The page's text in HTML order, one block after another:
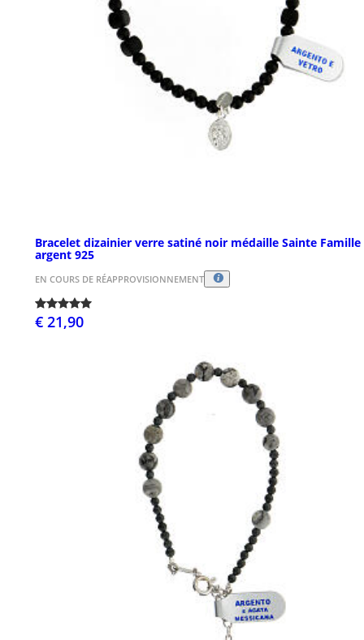
Bracelet dizainier verre satiné noir médaille Sainte Famille
argent 925
EN COURS DE RÉAPPROVISIONNEMENT
€ 21,90